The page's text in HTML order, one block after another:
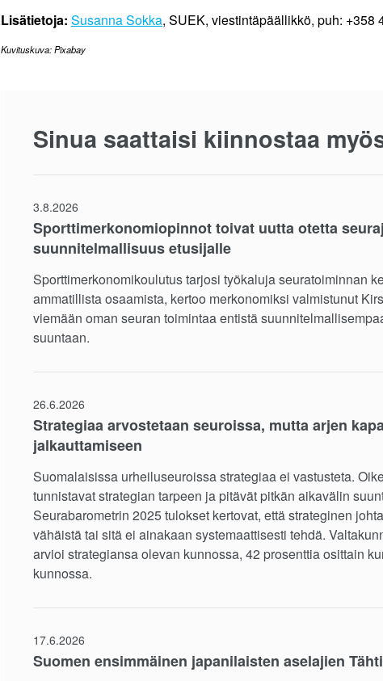
Lisätietoja: Susanna Sokka, SUEK, viestintäpäällikkö, puh: +358
Kuvituskuva: Pixabay
Sinua saattaisi kiinnostaa
3.8.2026
Sporttimerkonomiopinnot toivat uutta otetta
suunnitelmallisuus etusijalle
Sporttimerkonomikoulutus tarjosi työkaluja seuratoiminnan
ammatillista osaamista, kertoo merkonomiksi valmistunut
viemään oman seuran toimintaa entistä
suuntaan.
26.6.2026
Strategiaa arvostetaan seuroissa, mutta arjen
jalkauttamiseen
Suomalaisissa urheiluseuroissa strategiaa ei vastusteta.
tunnistavat strategian tarpeen ja pitävät pitkän aikavälin
Seurabarometrin 2025 tulokset kertovat, että strateginen
vähäistä tai sitä ei ainakaan systemaattisesti tehdä.
arvioi strategiansa olevan kunnossa, 42 prosenttia osittain
kunnossa.
17.6.2026
Suomen ensimmäinen japanilaisten aselajien